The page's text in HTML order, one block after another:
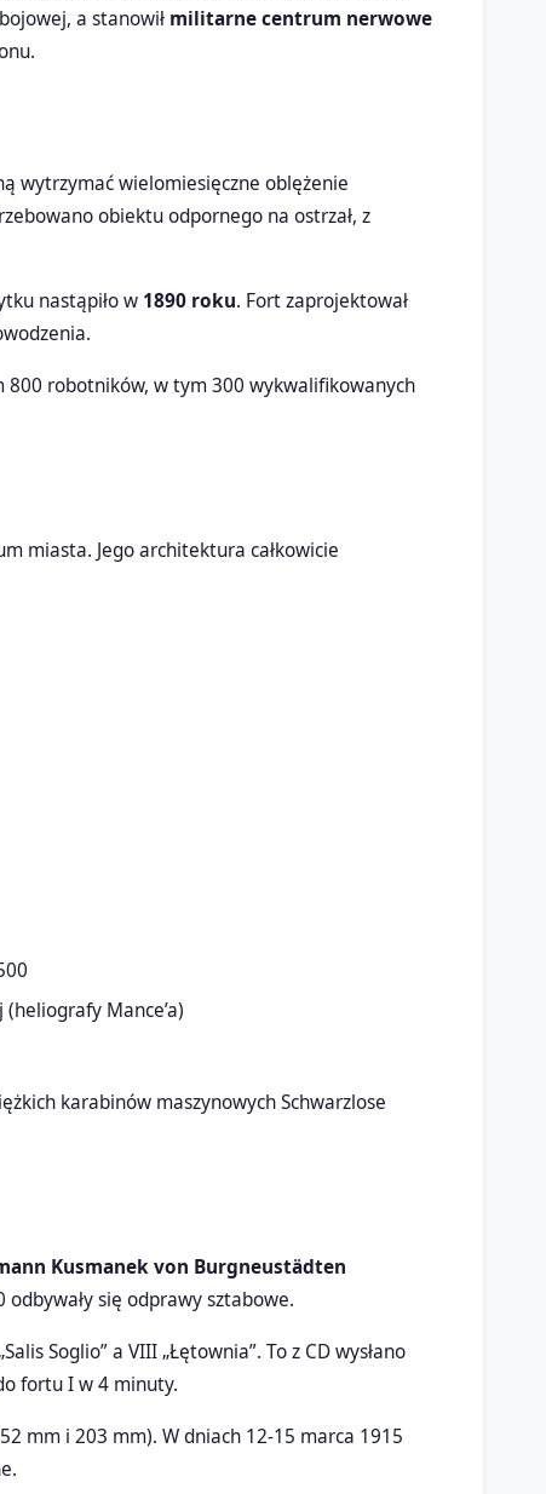
a stanowił militarne centrum nerwowe
wytrzymać wielomiesięczne oblężenie
obiektu odpornego na ostrzał, z
nastąpiło w 1890 roku. Fort zaprojektował
800 robotników, w tym 300 wykwalifikowanych
miasta. Jego architektura całkowicie
Mance’a)
karabinów maszynowych Schwarzlose
Kusmanek von Burgneustädten
się odprawy sztabowe.
Soglio” a VIII „Łętownia”. To z CD wysłano
fortu I w 4 minuty.
mm i 203 mm). W dniach 12-15 marca 1915